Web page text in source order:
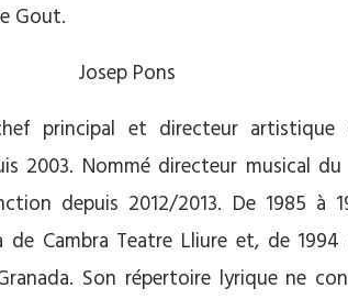
Gout.
principal et directeur artistique
2003. Nommé directeur musical
depuis 2012/2013. De 1985 à
de Cambra Teatre Lliure et, de
Son répertoire lyrique ne